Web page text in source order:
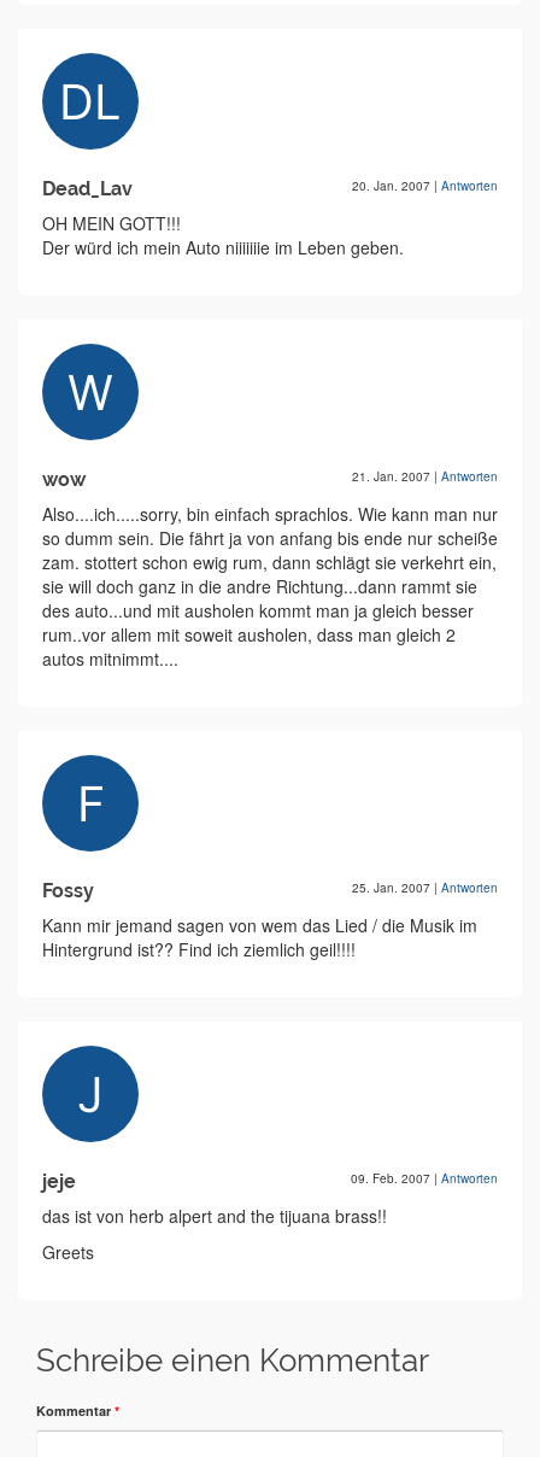
Dead_Lav 20. Jan. 2007 | Antworten
OH MEIN GOTT!!!
Der würd ich mein Auto niiiiiiie im Leben geben.
wow 21. Jan. 2007 | Antworten
Also....ich.....sorry, bin einfach sprachlos. Wie kann man nur
so dumm sein. Die fährt ja von anfang bis ende nur scheiße
zam. stottert schon ewig rum, dann schlägt sie verkehrt ein,
sie will doch ganz in die andre Richtung...dann rammt sie
des auto...und mit ausholen kommt man ja gleich besser
rum..vor allem mit soweit ausholen, dass man gleich 2
autos mitnimmt....
Fossy 25. Jan. 2007 | Antworten
Kann mir jemand sagen von wem das Lied / die Musik im
Hintergrund ist?? Find ich ziemlich geil!!!!
jeje 09. Feb. 2007 | Antworten
das ist von herb alpert and the tijuana brass!!
Greets
Schreibe einen Kommentar
Kommentar *